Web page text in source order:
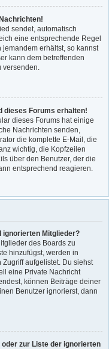
sendet, automatisch
eine entsprechende Regel
erhältst, so kannst
kann dem betreffenden
versenden.
dieses Forums erhalten!
dieses Forums hat einige
Nachrichten senden,
die komplette E-Mail, die
wichtig, die Kopfzeilen
über den Benutzer, der die
entsprechend reagieren.
ignorierten Mitglieder?
des Boards zu
hinzufügst, werden in
aufgelistet. Du siehst
eine Private Nachricht
können Beiträge deiner
Benutzer ignorierst, dann
zur Liste der ignorierten